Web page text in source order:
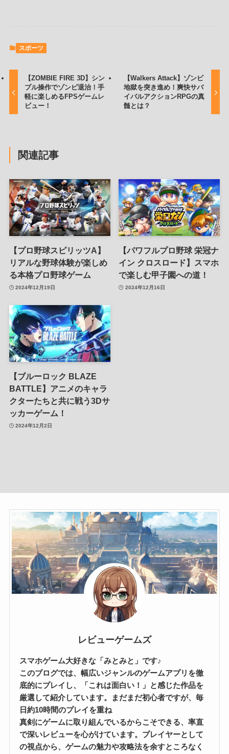
スポーツ
【ZOMBIE FIRE 3D】シン
プル操作でゾンビ退治！手
軽に楽しめるFPSゲームレ
ビュー！
【Walkers Attack】ゾンビ
地獄を突き進め！爽快サバ
イバルアクションRPGの真
髄とは？
関連記事
【プロ野球スピリッツA】
リアルな野球体験が楽しめ
る本格プロ野球ゲーム
2024年12月19日
【パワフルプロ野球 栄冠ナ
イン クロスロード】スマホ
で楽しむ甲子園への道！
2024年12月16日
【ブルーロック BLAZE
BATTLE】アニメのキャラ
クターたちと共に戦う3Dサ
ッカーゲーム！
2024年12月2日
レビューゲームズ
スマホゲーム大好きな「みとみと」です♪
このブログでは、幅広いジャンルのゲームアプリを徹
底的にプレイし、「これは面白い！」と感じた作品を
厳選して紹介しています。まだまだ初心者ですが、毎
日約10時間のプレイを重ね
真剣にゲームに取り組んでいるからこそできる、率直
で深いレビューを心がけています。プレイヤーとして
の視点から、ゲームの魅力や攻略法を余すところなく